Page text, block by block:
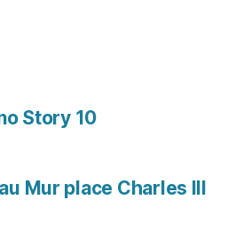
Story 10
Mur place Charles III